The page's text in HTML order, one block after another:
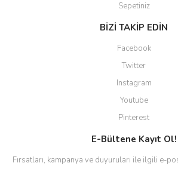
Sepetiniz
BİZİ TAKİP EDİN
Facebook
Twitter
Instagram
Youtube
Pinterest
E-Bültene Kayıt Ol!
Fırsatları, kampanya ve duyuruları ile ilgili e-